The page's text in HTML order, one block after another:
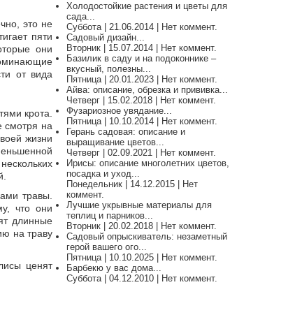
это не
пяти
они
от вида
крота.
смотря на
жизни
травы.
что они
длинные
на траву
ценят
Холодостойкие растения и цветы для
сада...
Суббота | 21.06.2014 | Нет коммент.
Садовый дизайн...
Вторник | 15.07.2014 | Нет коммент.
Базилик в саду и на подоконнике –
вкусный, полезны...
Пятница | 20.01.2023 | Нет коммент.
Айва: описание, обрезка и прививка...
Четверг | 15.02.2018 | Нет коммент.
Фузариозное увядание...
Пятница | 10.10.2014 | Нет коммент.
Герань садовая: описание и
выращивание цветов...
Четверг | 02.09.2021 | Нет коммент.
Ирисы: описание многолетних цветов,
посадка и уход...
Понедельник | 14.12.2015 | Нет
коммент.
Лучшие укрывные материалы для
теплиц и парников...
Вторник | 20.02.2018 | Нет коммент.
Садовый опрыскиватель: незаметный
герой вашего ого...
Пятница | 10.10.2025 | Нет коммент.
Барбекю у вас дома...
Суббота | 04.12.2010 | Нет коммент.